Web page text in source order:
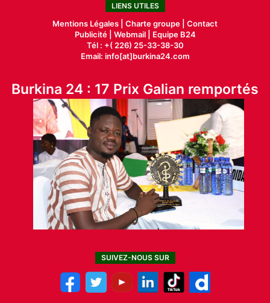
LIENS UTILES
Mentions Légales | Charte groupe | Contact
Publicité| Webmail |
Equipe B24
Tél : +( 226) 25-33-38-30
Email: info[at]burkina24.com
Burkina 24 : 17 Prix Galian remportés
SUIVEZ-NOUS SUR